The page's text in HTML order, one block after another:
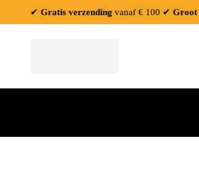
✔ Gratis verzending vanaf € 100 ✔ Groot